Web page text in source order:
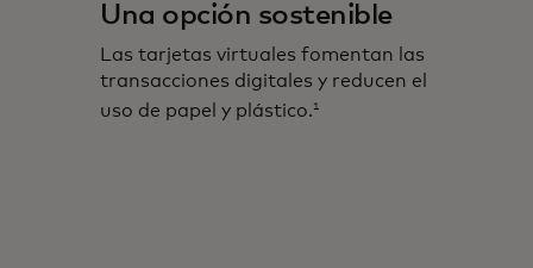
Una opción sostenible
Las tarjetas virtuales fomentan las
transacciones digitales y reducen el
uso de papel y plástico. 1